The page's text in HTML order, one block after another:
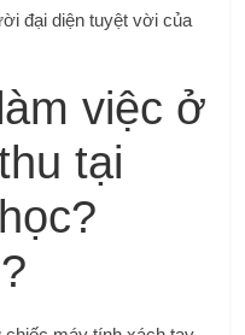
đại diện tuyệt vời của
việc ở
tại